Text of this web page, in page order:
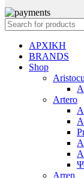
ΑΡΧΙΚΗ
BRANDS
Shop
Artero
Arren